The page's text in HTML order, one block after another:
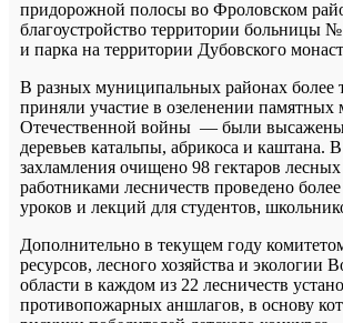
придорожной полосы во Фроловском
благоустройство территории больницы
и парка на территории Дубовского
В разных муниципальных районах более
приняли участие в озеленении памятных
Отечественной войны — были
деревьев катальпы, абрикоса и каштана.
захламления очищено 98 гектаров
работниками лесничеств проведено
уроков и лекций для студентов,
Дополнительно в текущем году
ресурсов, лесного хозяйства и экологии
области в каждом из 22 лесничеств
противопожарных аншлагов, в основу